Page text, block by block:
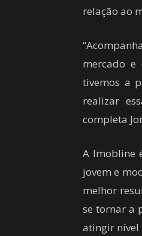
relação ao
mercado e
tivemos a
realizar
completa
A Imobline
jovem e
melhor
se tornar a
atingir nível